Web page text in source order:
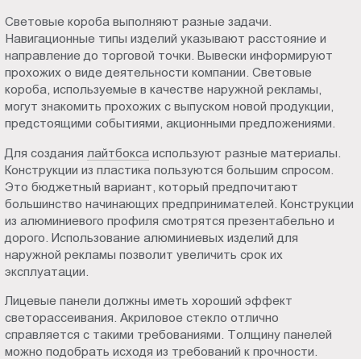
Световые короба выполняют разные задачи.
Навигационные типы изделий указывают расстояние и
направление до торговой точки. Вывески информируют
прохожих о виде деятельности компании. Световые
короба, используемые в качестве наружной рекламы,
могут знакомить прохожих с выпуском новой продукции,
предстоящими событиями, акционными предложениями.
Для создания лайтбокса используют разные материалы.
Конструкции из пластика пользуются большим спросом.
Это бюджетный вариант, который предпочитают
большинство начинающих предпринимателей. Конструкции
из алюминиевого профиля смотрятся презентабельно и
дорого. Использование алюминиевых изделий для
наружной рекламы позволит увеличить срок их
эксплуатации.
Лицевые панели должны иметь хороший эффект
светорассеивания. Акриловое стекло отлично
справляется с такими требованиями. Толщину панелей
можно подобрать исходя из требований к прочности.